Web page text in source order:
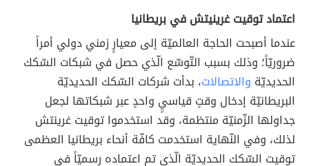
اعتماد توقيت غرينيتش في بريطانيا
عندما أصبحت الحاجة العالميّة إلى معيارٍ زمني دولي أمراً
ضروريّاً؛ وذلك بسبب التّوسّع الّذي حصل في شبكات السّكك
الحديديّة والاتصالات، بدأت شركات السّكك الحديديّة
البريطانيّة إدخال وقتٍ قياسيٍ واحدٍ عبر شبكاتها لجعل
جداولها الزّمنيّة منتظمة، وقد استخدموا توقيت غرينتش
لذلك، وفي النّهاية استخدمت كافّة أنحاء بريطانيا العظمى
توقيت السّكك الحديديّة الّذي تم اعتماده رسميّاً في